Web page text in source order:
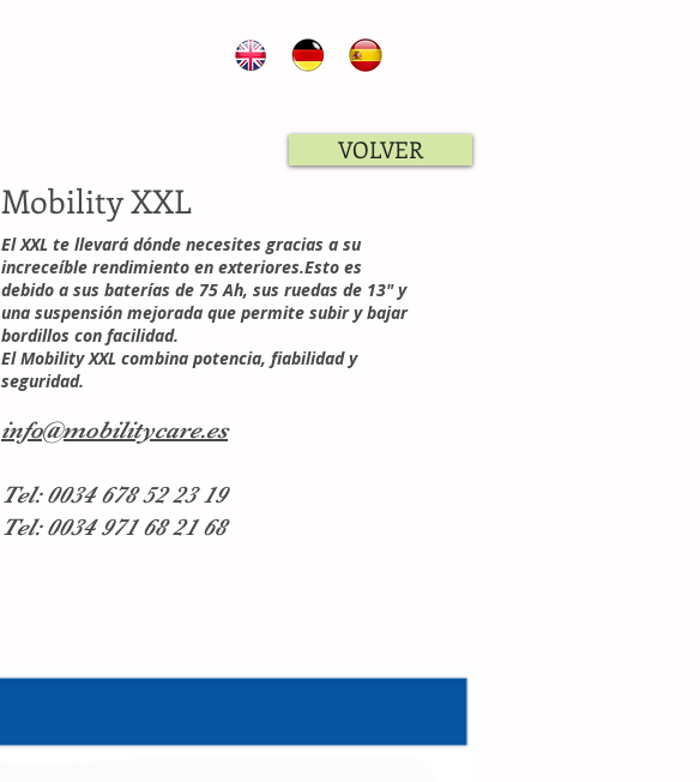
VOLVER
Mobility XXL
El XXL te llevará dónde necesites gracias a su
increceíble rendimiento en exteriores.Esto es
debido a sus baterías de 75 Ah, sus ruedas de 13" y
una suspensión mejorada que permite subir y bajar
bordillos con facilidad.
El Mobility XXL combina potencia, fiabilidad y
seguridad.
info@mobilitycare.es
Tel: 0034 678 52 23 19
Tel: 0034 971 68 21 68